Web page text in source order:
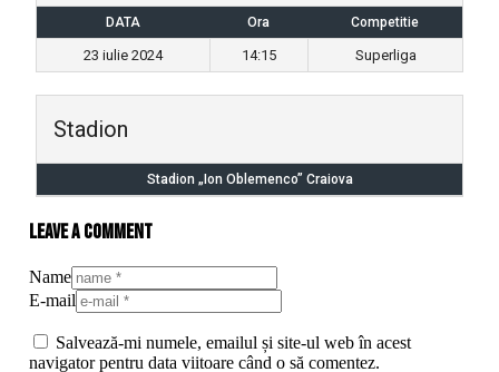
DATA Ora Competitie
23 iulie 2024 14:15 Superliga
Stadion
Stadion „Ion Oblemenco” Craiova
Leave a comment
Name
E-mail
Salvează-mi numele, emailul și site-ul web în acest
navigator pentru data viitoare când o să comentez.